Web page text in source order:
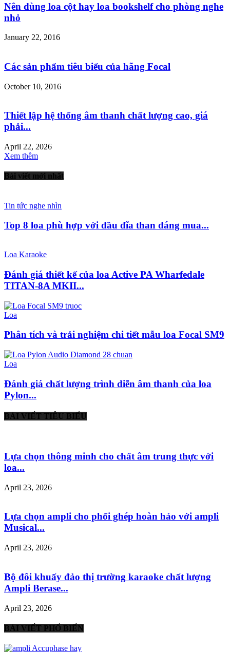
Nên dùng loa cột hay loa bookshelf cho phòng nghe
nhỏ
January 22, 2016
Các sản phẩm tiêu biểu của hãng Focal
October 10, 2016
Thiết lập hệ thống âm thanh chất lượng cao, giá
phải...
April 22, 2026
Xem thêm
Bài viết mới nhất
Tin tức nghe nhìn
Top 8 loa phù hợp với đầu đĩa than đáng mua...
Loa Karaoke
Đánh giá thiết kế của loa Active PA Wharfedale
TITAN-8A MKII...
Loa
Phân tích và trải nghiệm chi tiết mẫu loa Focal SM9
Loa
Đánh giá chất lượng trình diễn âm thanh của loa
Pylon...
BÀI VIẾT TIÊU BIỂU
Lựa chọn thông minh cho chất âm trung thực với
loa...
April 23, 2026
Lựa chọn ampli cho phối ghép hoàn hảo với ampli
Musical...
April 23, 2026
Bộ đôi khuấy đảo thị trường karaoke chất lượng
Ampli Berase...
April 23, 2026
BÀI VIẾT PHỔ BIẾN